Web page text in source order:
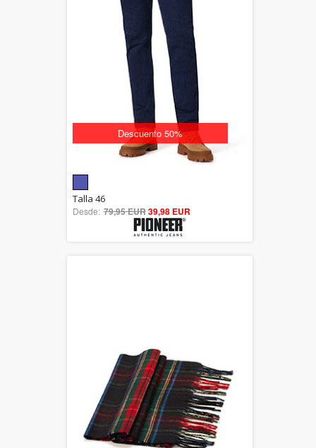
Descuento 50%
out of 5
Talla 46
Desde: 79,95 EUR39,98 EUR